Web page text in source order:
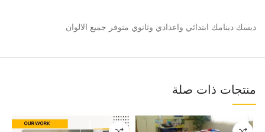
ديسك دينامك ابتدائي واعدادي وثانوي متوفر جميع الالوان
منتجات ذات صلة